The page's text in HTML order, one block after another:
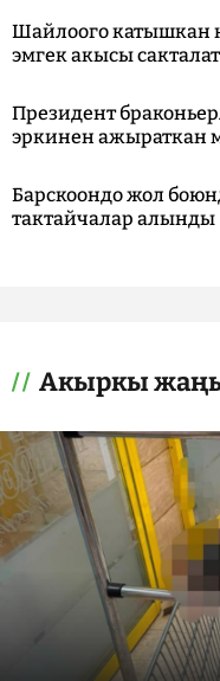
Шайлоого катышкан
эмгек акысы сакталат
Президент
эркинен ажыраткан
Барскоондо жол
тактайчалар алынды
Акыркы